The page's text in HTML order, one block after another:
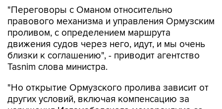
проливом, с определением маршрута
движения судов через него, идут, и мы очень
близки к соглашению", - приводит агентство
Tasnim слова министра.
"Но открытие Ормузского пролива зависит от
нарушения Исламабадского меморандума со
стороны США", - продолжил Аракчи.